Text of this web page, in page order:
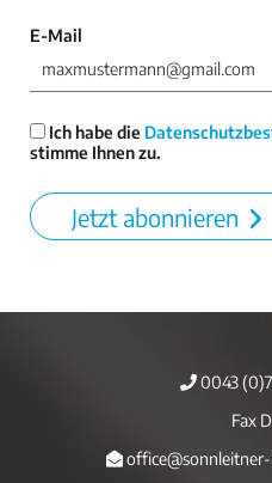
E-Mail
Ich habe die
stimme Ihnen zu.
Jetzt abonnieren
0043
Fax